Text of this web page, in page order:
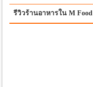
รีวิวร้านอาหารใน M Food
รีวิวร้านอาหารใน M Food